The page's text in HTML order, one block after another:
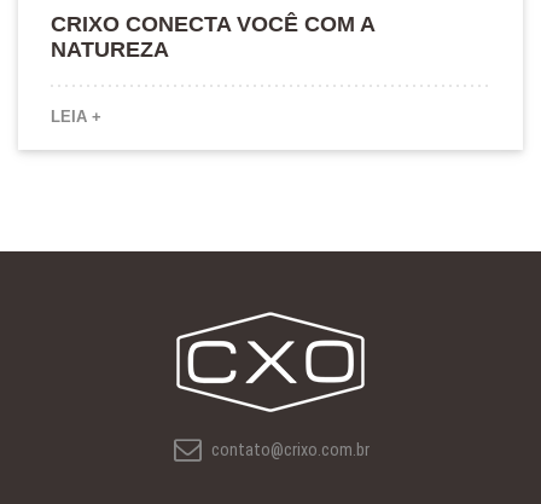
CRIXO CONECTA VOCÊ COM A
NATUREZA
LEIA +
contato@crixo.com.br